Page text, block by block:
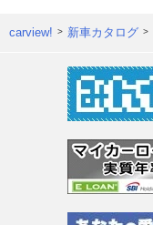
carview! 新車カタログ